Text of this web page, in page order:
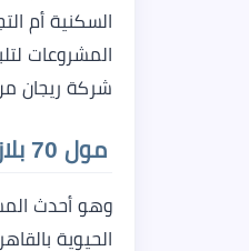
السكنية أم
المشروعات
شركة ريجان
مول 70 بلازا القاهرة الجديدة 70 Plaza Mall New Cairo
وهو أحدث